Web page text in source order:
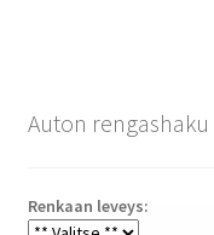
Auton rengashaku
Renkaan leveys: